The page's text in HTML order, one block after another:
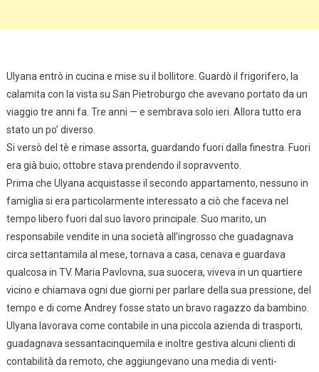
Ulyana entrò in cucina e mise su il bollitore. Guardò il frigorifero, la
calamita con la vista su San Pietroburgo che avevano portato da un
viaggio tre anni fa. Tre anni — e sembrava solo ieri. Allora tutto era
stato un po’ diverso.
Si versò del tè e rimase assorta, guardando fuori dalla finestra. Fuori
era già buio; ottobre stava prendendo il sopravvento.
Prima che Ulyana acquistasse il secondo appartamento, nessuno in
famiglia si era particolarmente interessato a ciò che faceva nel
tempo libero fuori dal suo lavoro principale. Suo marito, un
responsabile vendite in una società all’ingrosso che guadagnava
circa settantamila al mese, tornava a casa, cenava e guardava
qualcosa in TV. Maria Pavlovna, sua suocera, viveva in un quartiere
vicino e chiamava ogni due giorni per parlare della sua pressione, del
tempo e di come Andrey fosse stato un bravo ragazzo da bambino.
Ulyana lavorava come contabile in una piccola azienda di trasporti,
guadagnava sessantacinquemila e inoltre gestiva alcuni clienti di
contabilità da remoto, che aggiungevano una media di venti-